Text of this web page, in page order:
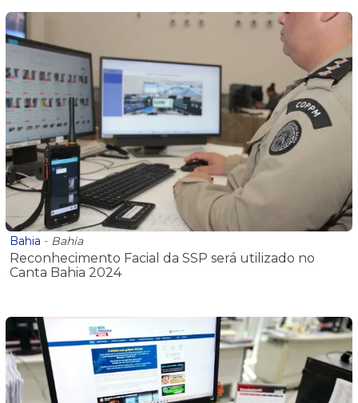
Bahia - Bahia
Reconhecimento Facial da SSP será utilizado no
Canta Bahia 2024